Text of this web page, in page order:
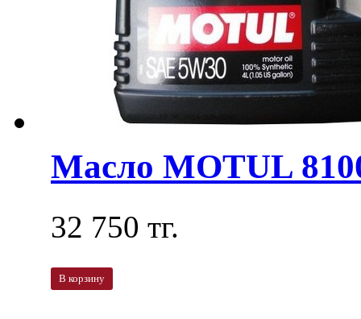
Масло MOTUL
32 750 тг.
В корзину